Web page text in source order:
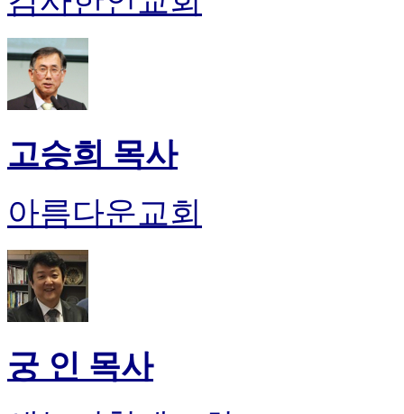
고승희 목사
아름다운교회
궁 인 목사